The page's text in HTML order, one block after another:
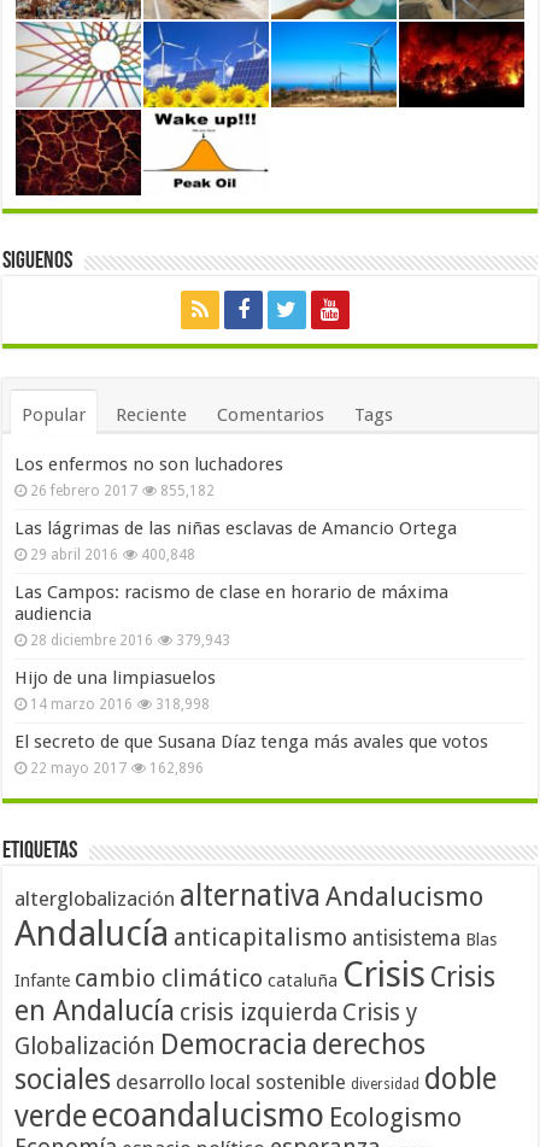
Siguenos
Popular Reciente Comentarios Tags
Los enfermos no son luchadores
26 febrero 2017 855,182
Las lágrimas de las niñas esclavas de Amancio Ortega
29 abril 2016 400,848
Las Campos: racismo de clase en horario de máxima
audiencia
28 diciembre 2016 379,943
Hijo de una limpiasuelos
14 marzo 2016 318,998
El secreto de que Susana Díaz tenga más avales que votos
22 mayo 2017 162,896
Etiquetas
alterglobalización alternativa Andalucismo
Andalucía anticapitalismo antisistema Blas
Infante cambio climático cataluña Crisis Crisis
en Andalucía crisis izquierda Crisis y
Globalización Democracia derechos
sociales desarrollo local sostenible diversidad doble
verdeecoandalucismo Ecologismo